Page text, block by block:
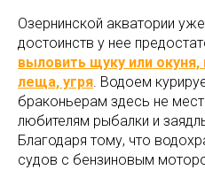
Озернинской акватории
достоинств у нее
выловить щуку или окуня,
леща, угря. Водоем
браконьерам здесь не
любителям рыбалки и
Благодаря тому, что
судов с бензиновым